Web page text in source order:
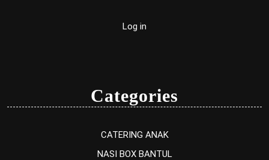
Log in
Categories
CATERING ANAK
NASI BOX BANTUL